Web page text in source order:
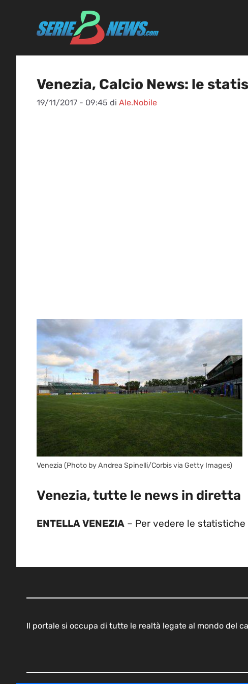
Venezia, Calcio News: le
19/11/2017 - 09:45 di Ale.Nobile
Venezia (Photo by Andrea Spinelli/Corbis via Getty Images)
Venezia, tutte le news in diretta
ENTELLA VENEZIA – Per vedere le
Il portale si occupa di tutte le realtà legate al mondo del